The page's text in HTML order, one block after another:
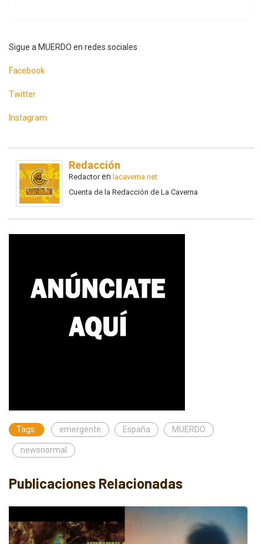
Sigue a MUERDO en redes sociales
Facebook
Twitter
Instagram
Redacción
Redactoren lacaverna.net
Cuenta de la Redacción de La Caverna
Tags: emergente España MUERDO
newsnormal
Publicaciones Relacionadas